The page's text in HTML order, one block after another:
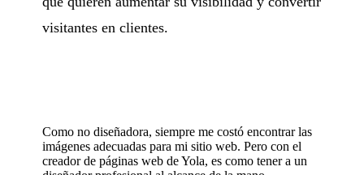
visitantes en clientes.
Como no diseñadora, siempre me costó encontrar las
imágenes adecuadas para mi sitio web. Pero con el
creador de páginas web de Yola, es como tener a un